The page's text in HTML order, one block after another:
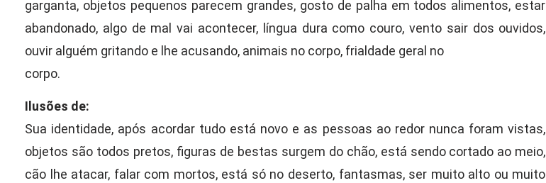
garganta, objetos pequenos parecem grandes, gosto de palha em todos alimentos, estar
abandonado, algo de mal vai acontecer, língua dura como couro, vento sair dos ouvidos,
ouvir alguém gritando e lhe acusando, animais no corpo, frialdade geral no
corpo.
Ilusões de:
Sua identidade, após acordar tudo está novo e as pessoas ao redor nunca foram vistas,
objetos são todos pretos, figuras de bestas surgem do chão, está sendo cortado ao meio,
cão lhe atacar, falar com mortos, está só no deserto, fantasmas, ser muito alto ou muito